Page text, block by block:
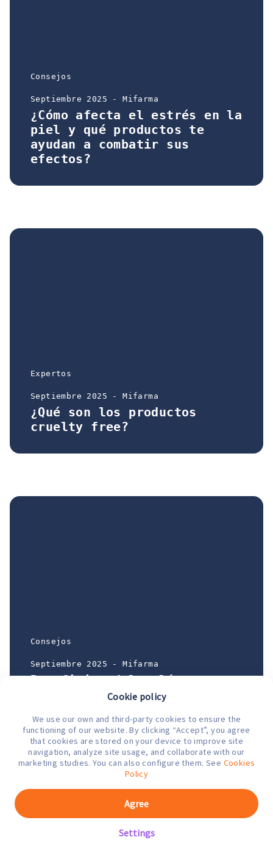
Consejos
Septiembre 2025 - Mifarma
¿Cómo afecta el estrés en la
piel y qué productos te
ayudan a combatir sus
efectos?
Expertos
Septiembre 2025 - Mifarma
¿Qué son los productos
cruelty free?
Consejos
Septiembre 2025 - Mifarma
Beneficios del colágeno en
la salud de la piel
Cookie policy
We use our own and third-party cookies to ensure the
functioning of our website. By clicking “Accept”, you agree
that cookies are stored on your device to improve site
navigation, analyze site usage, and collaborate with our
marketing studies. You can also configure them. See Cookies
Policy
Settings
Agree